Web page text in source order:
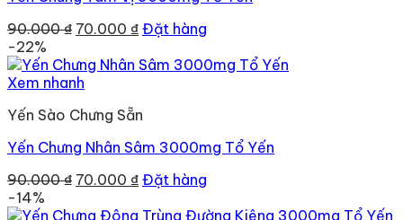
90.000₫ Giá
là:
90.000 ₫.
70.000 ₫Giá
tại
Đặt hàng
-22%
Xem nhanh
Yến Sào Chưng Sẵn
Yến Chưng Nhân Sâm 3000mg Tổ Yến
90.000₫ Giá
là:
70.000 ₫Giá
tại
Đặt hàng
-14%